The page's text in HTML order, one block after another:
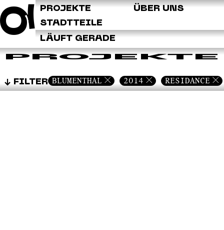
ÜBER UNS
PROJEKTE
STADTTEILE
LÄUFT GERADE
PROJEKTE
FILTER BLUMENTHAL 2014 RESIDANCE